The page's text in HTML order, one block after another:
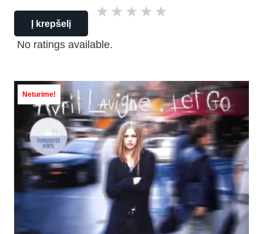
Į krepšelį
No ratings available.
Neturime!